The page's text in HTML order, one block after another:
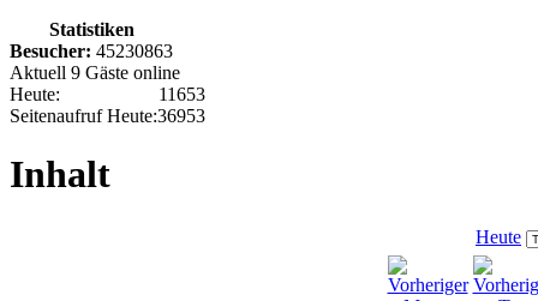
Statistiken
Besucher: 45230863
Aktuell 9 Gäste online
Heute:
11653
Seitenaufruf Heute:36953
Inhalt
Heute